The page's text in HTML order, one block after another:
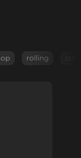
rolling